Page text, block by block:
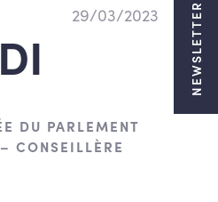
NEWSLETTER
29/03/2023
DU PARLEMENT
CONSEILLÈRE